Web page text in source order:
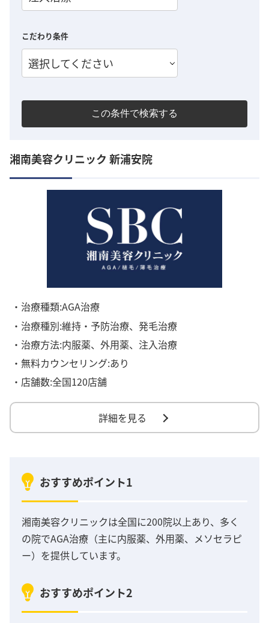
こだわり条件
選択してください
この条件で検索する
湘南美容クリニック 新浦安院
・治療種類:AGA治療
・治療種別:維持・予防治療、発毛治療
・治療方法:内服薬、外用薬、注入治療
・無料カウンセリング:あり
・店舗数:全国120店舗
詳細を見る
おすすめポイント1
湘南美容クリニックは全国に200院以上あり、多く
の院でAGA治療（主に内服薬、外用薬、メソセラピ
ー）を提供しています。
おすすめポイント2